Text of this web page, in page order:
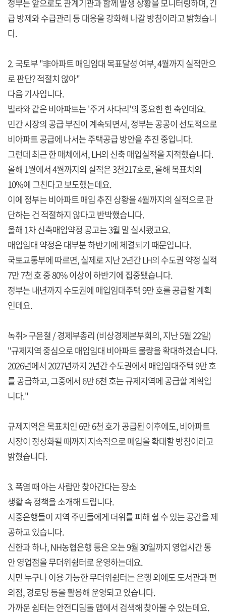
정부는 앞으로도 관계기관과 함께 발생 상황을 모니터링하며, 긴
급 방제와 수급관리 등 대응을 강화해 나갈 방침이라고 밝혔습니
다.
2. 국토부 "非아파트 매입임대 목표달성 여부, 4월까지 실적만으
로 판단? 적절치 않아"
다음 기사입니다.
빌라와 같은 비아파트는 '주거 사다리'의 중요한 한 축인데요.
민간 시장의 공급 부진이 계속되면서, 정부는 공공이 선도적으로
비아파트 공급에 나서는 주택공급 방안을 추진 중입니다.
그런데 최근 한 매체에서, LH의 신축 매입실적을 지적했습니다.
올해 1월에서 4월까지의 실적은 3천217호로, 올해 목표치의
10%에 그친다고 보도했는데요.
이에 정부는 비아파트 매입 추진 상황을 4월까지의 실적으로 판
단하는 건 적절하지 않다고 반박했습니다.
올해 1차 신축매입약정 공고는 3월 말 실시됐고요.
매입임대 약정은 대부분 하반기에 체결되기 때문입니다.
국토교통부에 따르면, 실제로 지난 2년간 LH의 수도권 약정 실적
7만 7천 호 중 80% 이상이 하반기에 집중됐습니다.
정부는 내년까지 수도권에 매입임대주택 9만 호를 공급할 계획
인데요.
녹취> 구윤철 / 경제부총리 (비상경제본부회의, 지난 5월 22일)
"규제지역 중심으로 매입임대 비아파트 물량을 확대하겠습니다.
2026년에서 2027년까지 2년간 수도권에서 매입임대주택 9만 호
를 공급하고, 그중에서 6만 6천 호는 규제지역에 공급할 계획입
니다."
규제지역은 목표치인 6만 6천 호가 공급된 이후에도, 비아파트
시장이 정상화될 때까지 지속적으로 매입을 확대할 방침이라고
밝혔습니다.
3. 폭염 때 아는 사람만 찾아간다는 장소
생활 속 정책을 소개해 드립니다.
시중은행들이 지역 주민들에게 더위를 피해 쉴 수 있는 공간을 제
공하고 있습니다.
신한과 하나, NH농협은행 등은 오는 9월 30일까지 영업시간 동
안 영업점을 무더위쉼터로 운영하는데요.
시민 누구나 이용 가능한 무더위쉼터는 은행 외에도 도서관과 편
의점, 경로당 등을 활용해 운영되고 있습니다.
가까운 쉼터는 안전디딤돌 앱에서 검색해 찾아볼 수 있는데요.